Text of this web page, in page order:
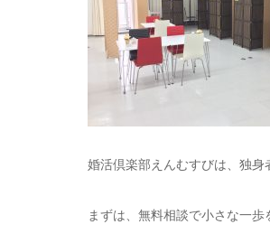
婚活倶楽部えんむすびは、独身
まずは、無料相談で小さな一歩